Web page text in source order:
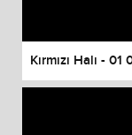
Kırmızı Halı -